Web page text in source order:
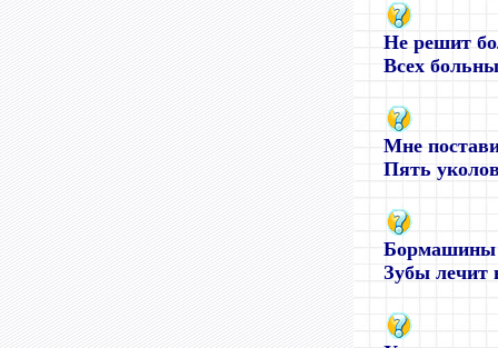
Не решит
Всех
Мне
Пять
Бормашины
Зубы лечит